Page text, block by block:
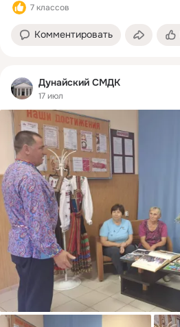
7 классов
Комментировать
Дунайский СМДК
17 июл